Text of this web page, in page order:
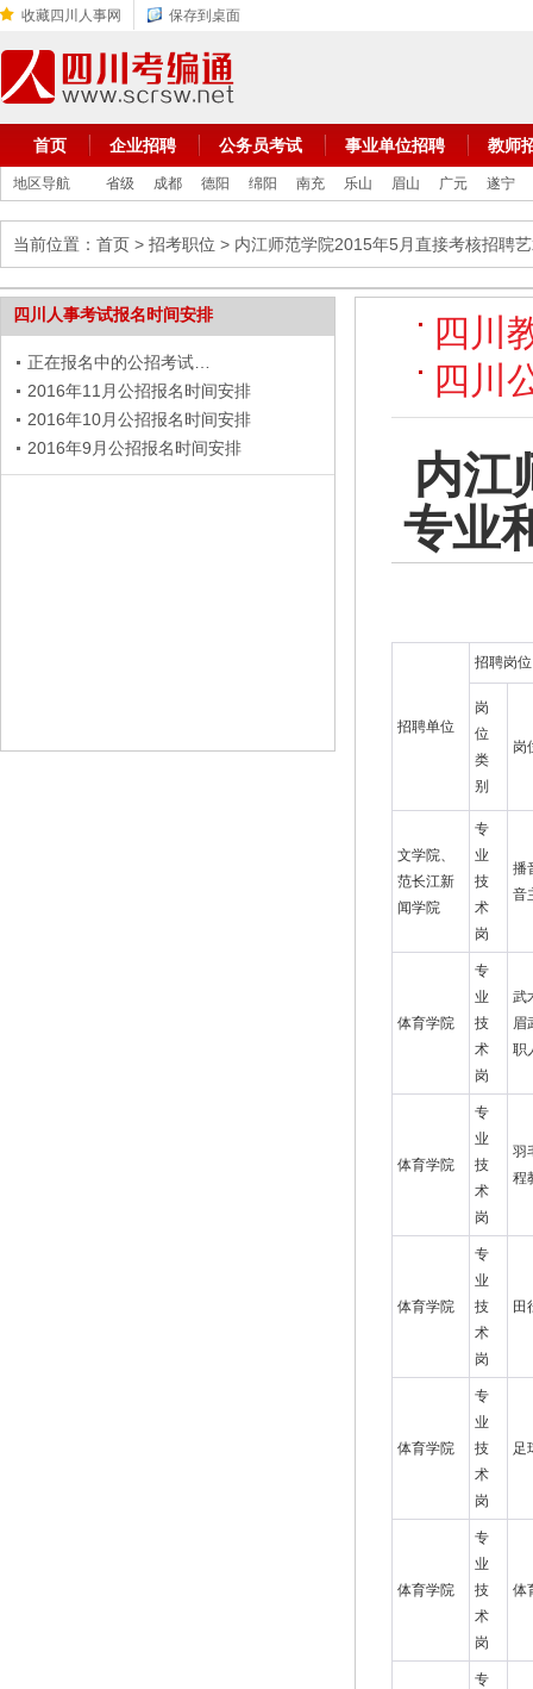
收藏四川人事网 保存到桌面
首页 企业招聘 公务员考试 事业单位招聘 教师
地区导航 省级 成都 德阳 绵阳 南充 乐山 眉山 广元 遂宁
当前位置： 首页 > 招考职位 > 内江师范学院2015年5月直接考核招聘
四川人事考试报名时间安排
正在报名中的公招考试…
2016年11月公招报名时间安排
2016年10月公招报名时间安排
2016年9月公招报名时间安排
四川
四川
内江
专业
招聘单位
招聘岗位
岗
位
类
别
岗
文学院、
范长江新
闻学院
专
业
技
术
岗
播
音
体育学院
专
业
技
术
岗
武
眉
职
体育学院
专
业
技
术
岗
羽
程
体育学院
专
业
技
术
岗
田
体育学院
专
业
技
术
岗
足
体育学院
专
业
技
术
岗
体
专